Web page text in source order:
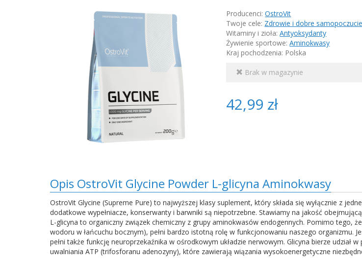
Producenci:OstroVit
Twoje cele: Zdrowie i dobre samopoczucie
Witaminy i zioła:Antyoksydanty
Żywienie sportowe:Aminokwasy
Kraj pochodzenia: Polska
Brak w magazynie
42,99 zł
Opis OstroVit Glycine Powder L-glicyna Aminokwasy
OstroVit Glycine (Supreme Pure) to najwyższej klasy suplement, który składa się wyłącznie z
dodatkowe wypełniacze, konserwanty i barwniki są niepotrzebne. Stawiamy na jakość
L-glicyna to organiczny związek chemiczny z grupy aminokwasów endogennych. Pomimo tego,
wodoru w łańcuchu bocznym), pełni bardzo istotną rolę w funkcjonowaniu naszego organizmu.
pełni także funkcję neuroprzekaźnika w ośrodkowym układzie nerwowym. Glicyna bierze
uwalniania ATP (trifosforanu adenozyny), które zawierają wiązania wysokoenergetyczne